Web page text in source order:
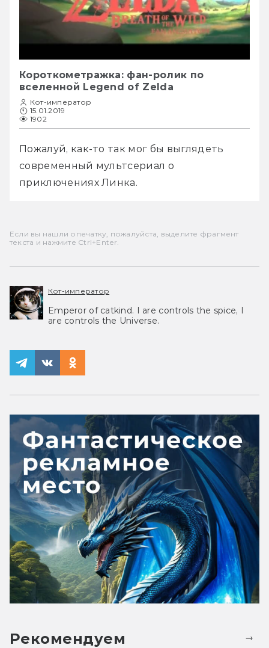
Короткометражка: фан-ролик по
вселенной Legend of Zelda
Кот-император
15.01.2019
1902
Пожалуй, как-то так мог бы выглядеть
современный мультсериал о
приключениях Линка.
Если вы нашли опечатку, пожалуйста, выделите фрагмент
текста и нажмите Ctrl+Enter.
Кот-император
Emperor of catkind. I are controls the spice, I
are controls the Universe.
Рекомендуем